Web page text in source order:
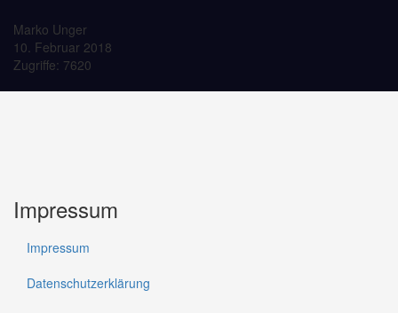
Marko Unger
10. Februar 2018
Zugriffe: 7620
Impressum
Impressum
Datenschutzerklärung